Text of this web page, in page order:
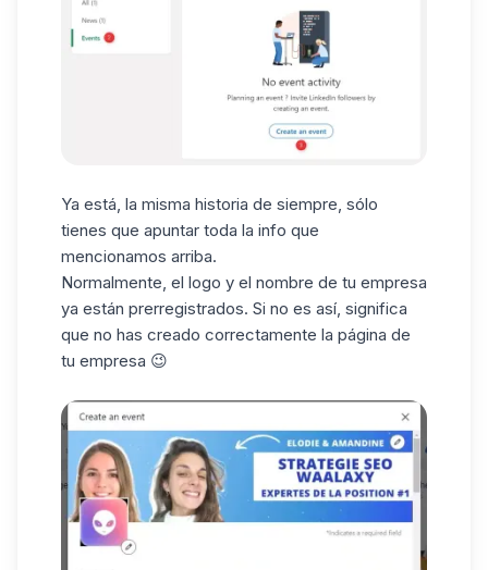
Ya está, la misma historia de siempre, sólo
tienes que apuntar toda la info que
mencionamos arriba.
Normalmente, el logo y el nombre de tu empresa
ya están prerregistrados. Si no es así, significa
que no has creado correctamente la página de
tu empresa 😉